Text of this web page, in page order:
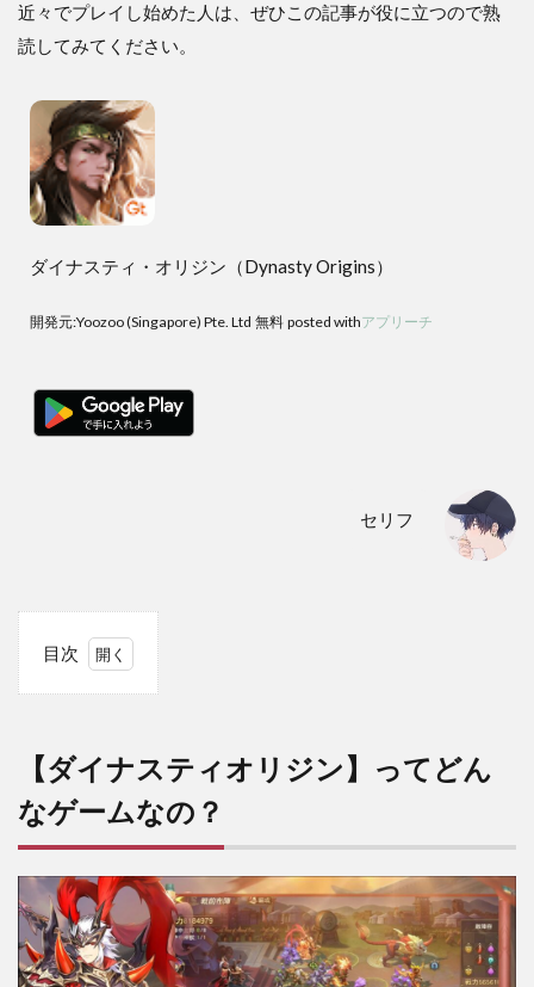
近々でプレイし始めた人は、ぜひこの記事が役に立つので熟
読してみてください。
ダイナスティ・オリジン（Dynasty Origins）
開発元:Yoozoo (Singapore) Pte. Ltd 無料 posted withアプリーチ
セリフ
目次
ステ
ィオ
リジ
ン】
って
なゲ
ーム
な
の？
【ダイナスティオリジン】ってどん
なゲームなの？